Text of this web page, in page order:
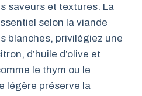
saveurs et textures. La
selon la viande
blanches, privilégiez une
d’huile d’olive et
le thym ou le
légère préserve la